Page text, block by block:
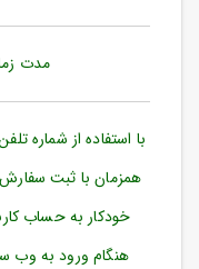
بازیابی
رمز
مندی
ها
مدت
با استفاده از شماره
همزمان با ثبت
خودکار به حساب
هنگام ورود به وب